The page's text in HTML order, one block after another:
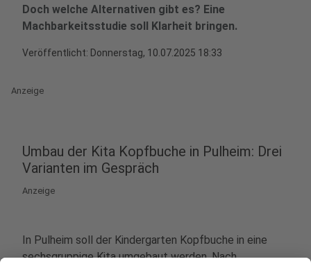
Doch welche Alternativen gibt es? Eine
Machbarkeitsstudie soll Klarheit bringen.
Veröffentlicht: Donnerstag, 10.07.2025 18:33
Anzeige
Umbau der Kita Kopfbuche in Pulheim: Drei
Varianten im Gespräch
Anzeige
In Pulheim soll der Kindergarten Kopfbuche in eine
sechsgruppige Kita umgebaut werden. Nach